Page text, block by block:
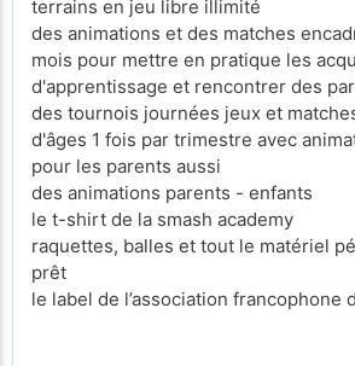
terrains en jeu libre illimité
des animations et des matches
mois pour mettre en pratique les
d'apprentissage et rencontrer des
des tournois journées jeux et
d'âges 1 fois par trimestre avec
pour les parents aussi
des animations parents - enfants
le t-shirt de la smash academy
raquettes, balles et tout le matériel
prêt
le label de l’association francophone